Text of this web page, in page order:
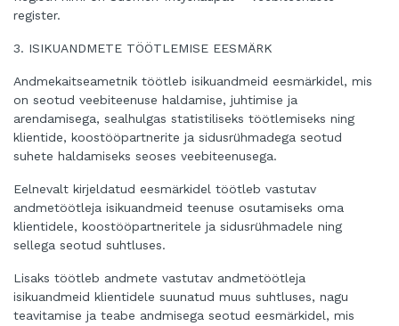
register.
3. ISIKUANDMETE TÖÖTLEMISE EESMÄRK
Andmekaitseametnik töötleb isikuandmeid eesmärkidel, mis
on seotud veebiteenuse haldamise, juhtimise ja
arendamisega, sealhulgas statistiliseks töötlemiseks ning
klientide, koostööpartnerite ja sidusrühmadega seotud
suhete haldamiseks seoses veebiteenusega.
Eelnevalt kirjeldatud eesmärkidel töötleb vastutav
andmetöötleja isikuandmeid teenuse osutamiseks oma
klientidele, koostööpartneritele ja sidusrühmadele ning
sellega seotud suhtluses.
Lisaks töötleb andmete vastutav andmetöötleja
isikuandmeid klientidele suunatud muus suhtluses, nagu
teavitamise ja teabe andmisega seotud eesmärkidel, mis